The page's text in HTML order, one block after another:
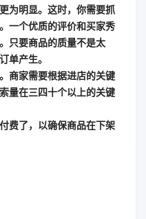
为明显。这时，你需要抓
一个优质的评价和买家秀
只要商品的质量不是太
单产生。
商家需要根据进店的关键
量在三四十个以上的关键
费了，以确保商品在下架